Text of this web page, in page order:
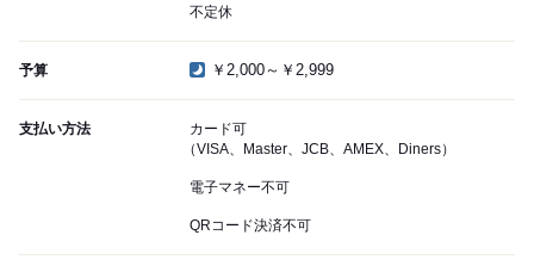
不定休
予算 ￥2,000～￥2,999
支払い方法
カード可
（VISA、Master、JCB、AMEX、Diners）
電子マネー不可
QRコード決済不可